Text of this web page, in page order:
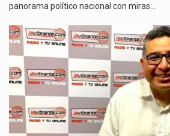
panorama político nacional con miras…